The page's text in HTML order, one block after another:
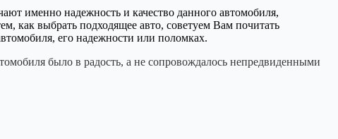
именно надежность и качество данного автомобиля,
как выбрать подходящее авто, советуем Вам почитать
его надежности или поломках.
было в радость, а не сопровождалось непредвиденными